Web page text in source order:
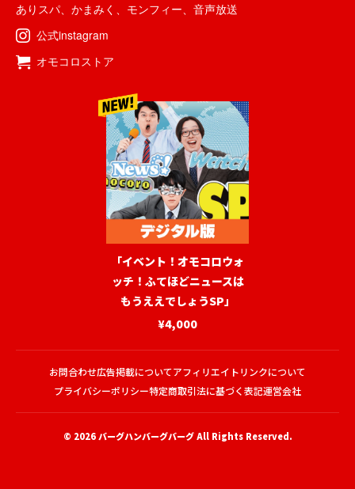
ありスパ、 かまみく 、 モンフィー、 音声放送
公式instagram
オモコロストア
「イベント！オモコロウォ
ッチ！ふてほどニュースは
もうええでしょうSP」
¥4,000
お問合わせ広告掲載についてアフィリエイトリンクについて
プライバシーポリシー特定商取引法に基づく表記運営会社
© 2026バーグハンバーグバーグAll Rights Reserved.